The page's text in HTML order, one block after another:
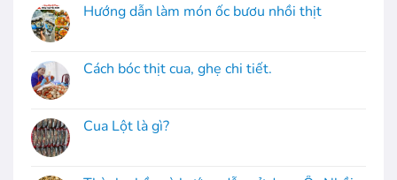
Hướng dẫn làm món ốc bươu nhồi thịt
Cách bóc thịt cua, ghẹ chi tiết.
Cua Lột là gì?